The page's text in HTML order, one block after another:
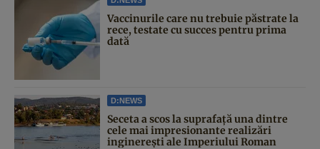
Vaccinurile care nu trebuie păstrate la
rece, testate cu succes pentru prima
dată
D:NEWS
Seceta a scos la suprafață una dintre
cele mai impresionante realizări
inginerești ale Imperiului Roman